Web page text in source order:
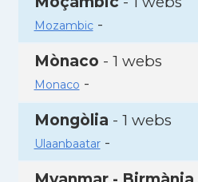
Mozambic-
Mònaco - 1 webs
Monaco -
Mongòlia - 1 webs
Ulaanbaatar-